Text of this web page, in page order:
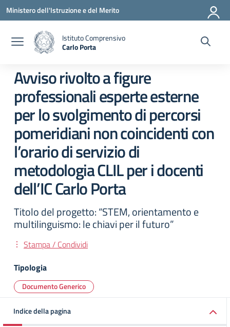
Vai ai contenuti
Vai al menu di navigazione
Vai al footer
Ministero dell'Istruzione e del Merito
Istituto Comprensivo
Carlo Porta
Avviso rivolto a figure
professionali esperte esterne
per lo svolgimento di percorsi
pomeridiani non coincidenti con
l’orario di servizio di
metodologia CLIL per i docenti
dell’IC Carlo Porta
Titolo del progetto: “STEM, orientamento e
multilinguismo: le chiavi per il futuro”
Stampa / Condividi
Tipologia
Documento Generico
Indice della pagina